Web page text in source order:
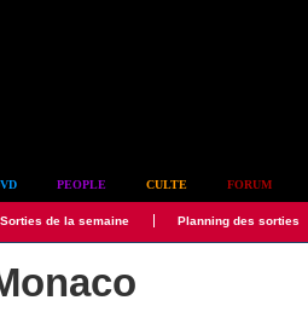
PEOPLE CULTE FORUM
Sorties de la semaine Planning des sorties